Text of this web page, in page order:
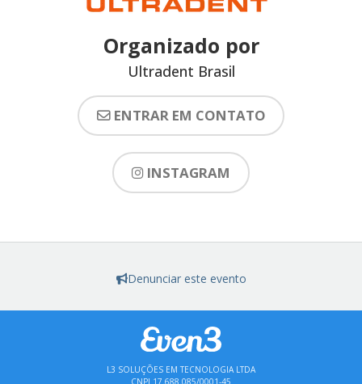
Organizado por
Ultradent Brasil
ENTRAR EM CONTATO
INSTAGRAM
Denunciar este evento
L3 SOLUÇÕES EM TECNOLOGIA LTDA
CNPJ 17.688.085/0001-45